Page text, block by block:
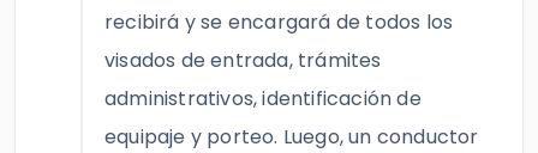
recibirá y se encargará de todos los
visados de entrada, trámites
administrativos, identificación de
equipaje y porteo. Luego, un conductor